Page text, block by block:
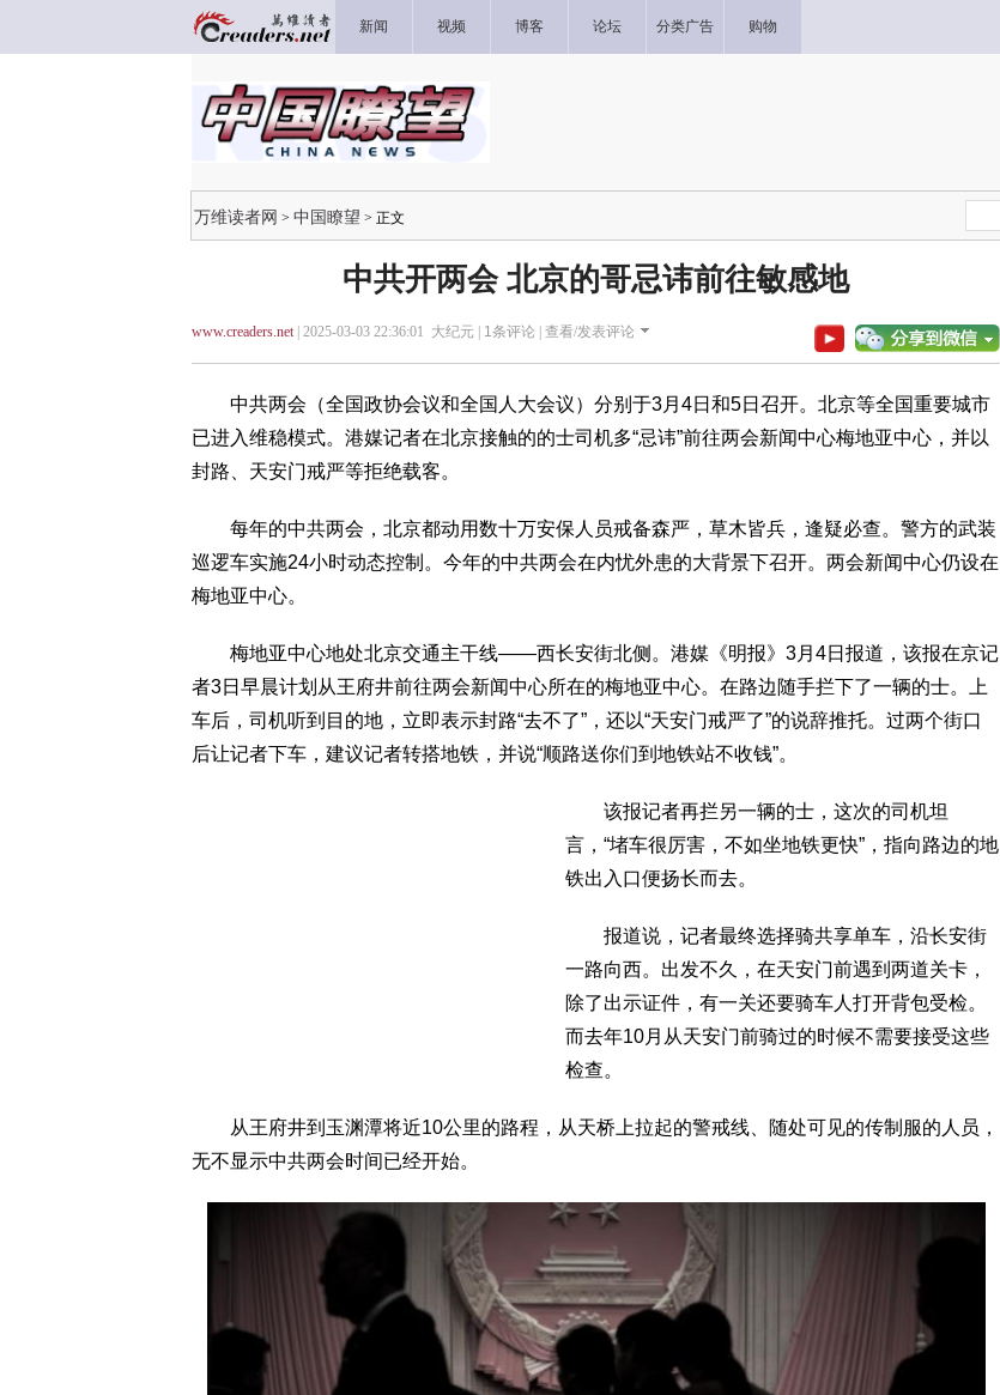
新闻 视频 博客 论坛 分类广告 购物
万维读者网 > 中国瞭望 > 正文
中共开两会 北京的哥忌讳前往敏感地
www.creaders.net| 2025-03-03 22:36:01 大纪元 | 1条评论 | 查看/发表评论
中共两会（全国政协会议和全国人大会议）分别于3月4日和5日召开。北京等全国重要城市
已进入维稳模式。港媒记者在北京接触的的士司机多“忌讳”前往两会新闻中心梅地亚中心，并以
封路、天安门戒严等拒绝载客。
每年的中共两会，北京都动用数十万安保人员戒备森严，草木皆兵，逢疑必查。警方的武装
巡逻车实施24小时动态控制。今年的中共两会在内忧外患的大背景下召开。两会新闻中心仍设在
梅地亚中心。
梅地亚中心地处北京交通主干线——西长安街北侧。港媒《明报》3月4日报道，该报在京记
者3日早晨计划从王府井前往两会新闻中心所在的梅地亚中心。在路边随手拦下了一辆的士。上
车后，司机听到目的地，立即表示封路“去不了”，还以“天安门戒严了”的说辞推托。过两个街口
后让记者下车，建议记者转搭地铁，并说“顺路送你们到地铁站不收钱”。
该报记者再拦另一辆的士，这次的司机坦
言，“堵车很厉害，不如坐地铁更快”，指向路边的地
铁出入口便扬长而去。
报道说，记者最终选择骑共享单车，沿长安街
一路向西。出发不久，在天安门前遇到两道关卡，
除了出示证件，有一关还要骑车人打开背包受检。
而去年10月从天安门前骑过的时候不需要接受这些
检查。
从王府井到玉渊潭将近10公里的路程，从天桥上拉起的警戒线、随处可见的传制服的人员，
无不显示中共两会时间已经开始。